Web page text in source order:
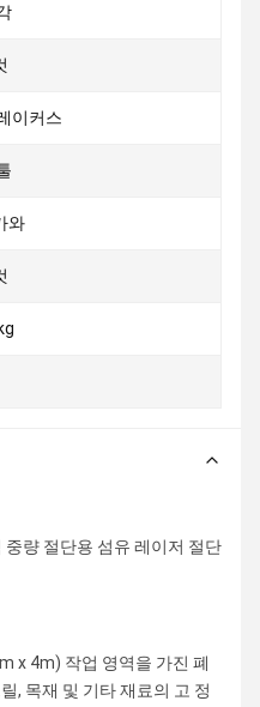
이커스
와
량 절단용 섬유 레이저 절단
x 4m) 작업 영역을 가진 폐
, 목재 및 기타 재료의 고 정